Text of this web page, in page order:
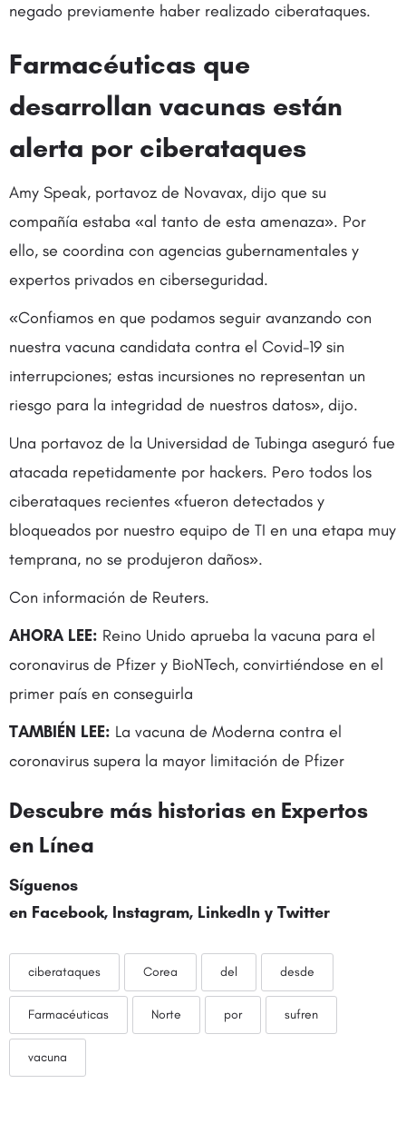
negado previamente haber realizado ciberataques.
Farmacéuticas que
desarrollan vacunas están
alerta por ciberataques
Amy Speak, portavoz de Novavax, dijo que su
compañía estaba «al tanto de esta amenaza». Por
ello, se coordina con agencias gubernamentales y
expertos privados en ciberseguridad.
«Confiamos en que podamos seguir avanzando con
nuestra vacuna candidata contra el Covid-19 sin
interrupciones; estas incursiones no representan un
riesgo para la integridad de nuestros datos», dijo.
Una portavoz de la Universidad de Tubinga aseguró fue
atacada repetidamente por hackers. Pero todos los
ciberataques recientes «fueron detectados y
bloqueados por nuestro equipo de TI en una etapa muy
temprana, no se produjeron daños».
Con información de Reuters.
AHORA LEE: Reino Unido aprueba la vacuna para el
coronavirus de Pfizer y BioNTech, convirtiéndose en el
primer país en conseguirla
TAMBIÉN LEE: La vacuna de Moderna contra el
coronavirus supera la mayor limitación de Pfizer
Descubre más historias en Expertos
en Línea
Síguenos
en Facebook, Instagram, LinkedIn y Twitter
ciberataques Corea del desde
Farmacéuticas Norte por sufren
vacuna